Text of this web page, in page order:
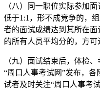
（八）同一职位实际参加
低于1:1，形不成竞争的，
者的面试成绩达到其所在
的所有人员平均分的，方可
（九）面试结束后，体检
“周口人事考试网”发布，
试者及时关注“周口人事考